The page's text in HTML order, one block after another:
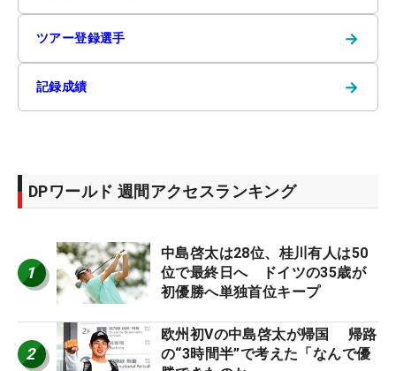
ツアー登録選手 →
記録成績 →
DPワールド 週間アクセスランキング
1
中島啓太は28位、桂川有人は50
位で最終日へ ドイツの35歳が
初優勝へ単独首位キープ
2
欧州初Vの中島啓太が帰国 帰路
の“3時間半”で考えた「なんで優